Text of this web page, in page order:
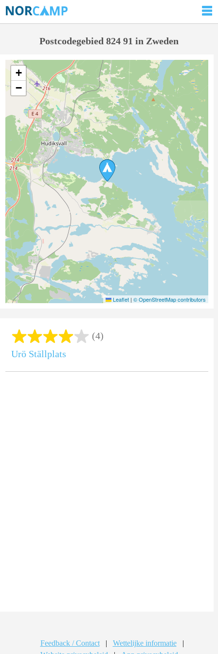
Postcodegebied 824 91 in Zweden
+
−
Leaflet | © OpenStreetMap contributors
(4)
Urö Ställplats
Feedback / Contact | Wettelijke informatie
|